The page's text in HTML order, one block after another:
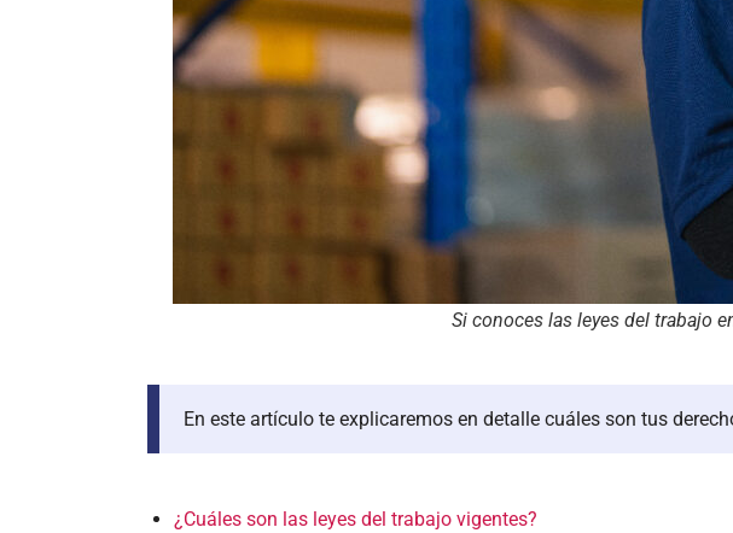
Si conoces las leyes del trabajo
En este artículo te explicaremos en detalle cuáles son tus
¿Cuáles son las leyes del trabajo vigentes?